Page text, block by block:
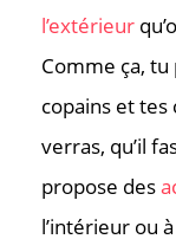
l’extérieur
Comme ça, tu
copains et tes
verras, qu’il
propose des
l’intérieur ou